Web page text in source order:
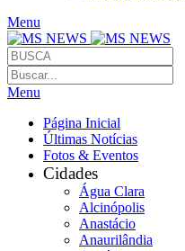
Menu
Menu
Página Inicial
Últimas Notícias
Fotos & Eventos
Cidades
Água Clara
Alcinópolis
Anastácio
Anaurilândia